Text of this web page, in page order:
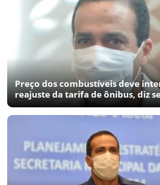
Preço dos combustíveis deve
reajuste da tarifa de ônibus, diz